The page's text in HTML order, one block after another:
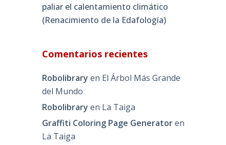
paliar el calentamiento climático
(Renacimiento de la Edafología)
Comentarios recientes
Robolibrary en El Árbol Más Grande
del Mundo
Robolibrary en La Taiga
Graffiti Coloring Page Generatoren
La Taiga